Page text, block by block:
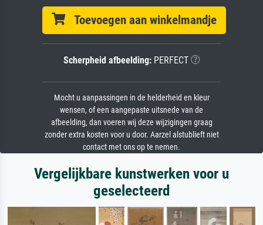
Toevoegen aan winkelmandje
Scherpheid afbeelding:PERFECT
Mocht u aanpassingen in de helderheid en kleur
wensen, of een aangepaste uitsnede van de
afbeelding, dan voeren wij deze wijzigingen graag
zonder extra kosten voor u door. Aarzel alstublieft niet
contact met ons op te nemen.
Vergelijkbare kunstwerken voor u
geselecteerd